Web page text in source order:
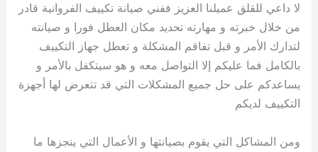
لا داعي للقلق عميلنا العزيز ففني صيانة تكييف الفروانية قادر
من خلال خبرته و مهارته تحديد مكان العطل فورا و صيانته
لتدارك الأمر و قبل تفاقم المشكلة و تعطل جهاز التكييف
بالكامل فما عليكم إلا التواصل معه و هو سيتكفل بالأمر و
يساعدكم على حل جميع المشكلات التي قد تتعرض لها أجهزة
التكييف لديكم
ومن المشاكل التي يقوم بصيانتها و الأعمال التي ينجزها ما